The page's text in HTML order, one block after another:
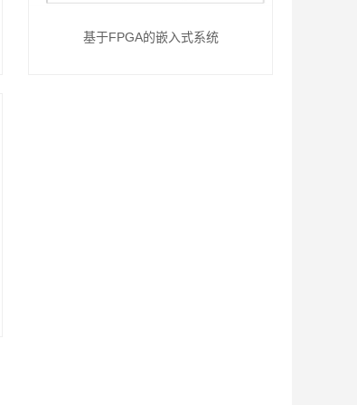
基于FPGA的嵌入式系统